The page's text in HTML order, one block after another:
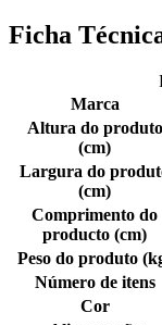
Ficha
Marca
Altura do produto
(cm)
Largura do
(cm)
Comprimento do
producto (cm)
Peso do produto
Número de itens
Cor